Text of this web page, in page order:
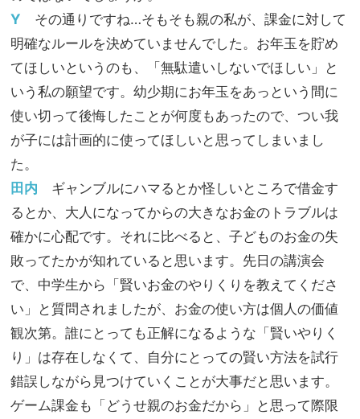
Y その通りですね…そもそも親の私が、課金に対して
明確なルールを決めていませんでした。お年玉を貯め
てほしいというのも、「無駄遣いしないでほしい」と
いう私の願望です。幼少期にお年玉をあっという間に
使い切って後悔したことが何度もあったので、つい我
が子には計画的に使ってほしいと思ってしまいまし
た。
田内 ギャンブルにハマるとか怪しいところで借金す
るとか、大人になってからの大きなお金のトラブルは
確かに心配です。それに比べると、子どものお金の失
敗ってたかが知れていると思います。先日の講演会
で、中学生から「賢いお金のやりくりを教えてくださ
い」と質問されましたが、お金の使い方は個人の価値
観次第。誰にとっても正解になるような「賢いやりく
り」は存在しなくて、自分にとっての賢い方法を試行
錯誤しながら見つけていくことが大事だと思います。
ゲーム課金も「どうせ親のお金だから」と思って際限